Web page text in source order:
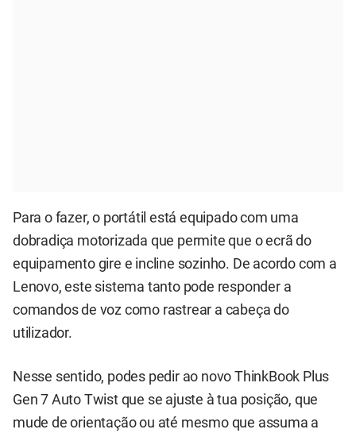
Para o fazer, o portátil está equipado com uma
dobradiça motorizada que permite que o ecrã do
equipamento gire e incline sozinho. De acordo com a
Lenovo, este sistema tanto pode responder a
comandos de voz como rastrear a cabeça do
utilizador.
Nesse sentido, podes pedir ao novo ThinkBook Plus
Gen 7 Auto Twist que se ajuste à tua posição, que
mude de orientação ou até mesmo que assuma a